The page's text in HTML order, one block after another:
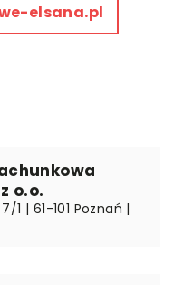
elsana.pl
o.o.
1 | 61-101 Poznań |